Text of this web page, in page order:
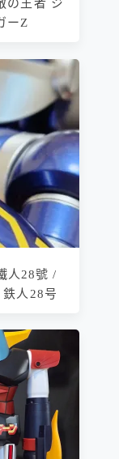
の王者 ジ
ーZ
人28號 /
人28号